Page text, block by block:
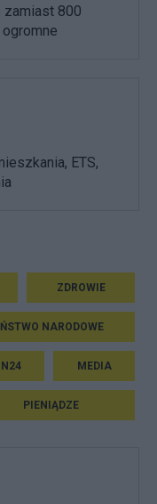
zamiast 800
ETS,
ZDROWIE
NARODOWE
MEDIA
PIENIĄDZE